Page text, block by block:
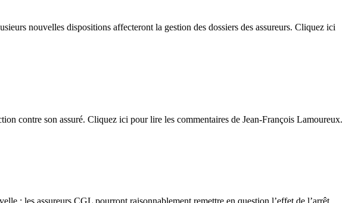
nouvelles dispositions affecteront la gestion des dossiers des assureurs. Cliquez ici
contre son assuré. Cliquez ici pour lire les commentaires de Jean-François Lamoureux.
: les assureurs CGL pourront raisonnablement remettre en question l’effet de l’arrêt